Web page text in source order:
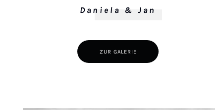
Daniela & Jan
ZUR GALERIE